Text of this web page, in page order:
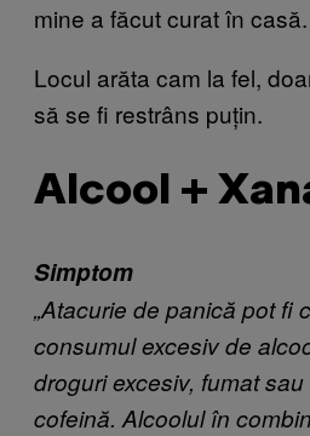
mine a făcut curat în casă.
Locul arăta cam la fel,
să se fi restrâns puțin.
Alcool +
Simptom
„Atacurie de panică pot fi
consumul excesiv de
droguri excesiv, fumat
cofeină. Alcoolul în